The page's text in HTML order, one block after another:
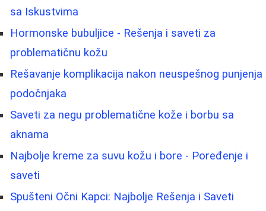
sa Iskustvima
Hormonske bubuljice - Rešenja i saveti za
problematičnu kožu
Rešavanje komplikacija nakon neuspešnog punjenja
podočnjaka
Saveti za negu problematične kože i borbu sa
aknama
Najbolje kreme za suvu kožu i bore - Poređenje i
saveti
Spušteni Očni Kapci: Najbolje Rešenja i Saveti